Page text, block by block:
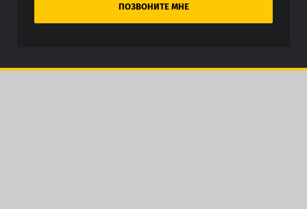
ПОЗВОНИТЕ МНЕ